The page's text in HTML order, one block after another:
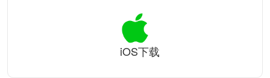
iOS下载